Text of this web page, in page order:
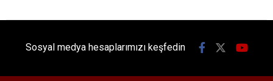
Sosyal medya hesaplarımızı keşfedin